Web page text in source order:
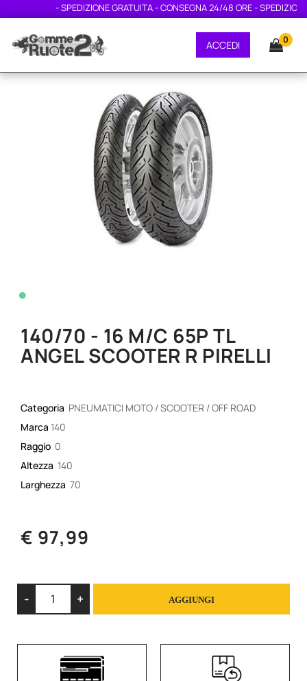
- SPEDIZIONE GRATUITA - CONSEGNA 24/48 ORE -
ACCEDI 0
•
140/70 - 16 M/C 65P TL
ANGEL SCOOTER R PIRELLI
Categoria PNEUMATICI MOTO / SCOOTER / OFF ROAD
Marca 140
Raggio 0
Altezza 140
Larghezza 70
€ 97,99
AGGIUNGI